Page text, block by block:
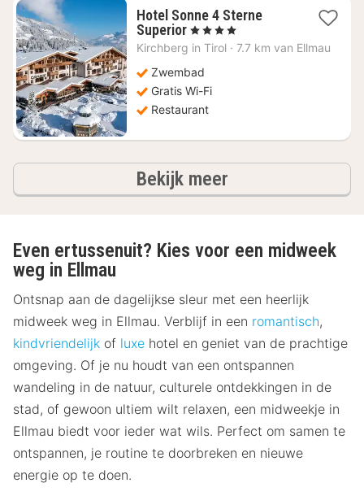
Hotel Sonne 4 Sterne
Superior4
nachten
€
237,16
, 4 Sterren
Kirchberg in Tirol · 7.7 km van Ellmau
Zwembad
Gratis Wi-Fi
Restaurant
Bekijk meerhotels
Even ertussenuit? Kies voor een midweek
weg in Ellmau
Ontsnap aan de dagelijkse sleur met een heerlijk
midweek weg in Ellmau. Verblijf in een romantisch,
kindvriendelijk of luxe hotel en geniet van de prachtige
omgeving. Of je nu houdt van een ontspannen
wandeling in de natuur, culturele ontdekkingen in de
stad, of gewoon ultiem wilt relaxen, een midweekje in
Ellmau biedt voor ieder wat wils. Perfect om samen te
ontspannen, je routine te doorbreken en nieuwe
energie op te doen.